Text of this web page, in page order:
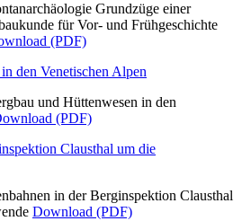
Grundzüge einer
für Vor- und Frühgeschichte
(PDF)
den Venetischen Alpen
und Hüttenwesen in den
(PDF)
Clausthal um die
in der Berginspektion Clausthal
Download (PDF)